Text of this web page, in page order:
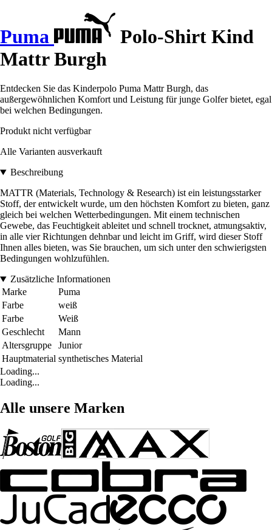
Puma
Polo-Shirt Kind
Mattr Burgh
Entdecken Sie das Kinderpolo Puma Mattr Burgh, das
außergewöhnlichen Komfort und Leistung für junge Golfer bietet, egal
bei welchen Bedingungen.
Produkt nicht verfügbar
Alle Varianten ausverkauft
Beschreibung
MATTR (Materials, Technology & Research) ist ein leistungsstarker
Stoff, der entwickelt wurde, um den höchsten Komfort zu bieten, ganz
gleich bei welchen Wetterbedingungen. Mit einem technischen
Gewebe, das Feuchtigkeit ableitet und schnell trocknet, atmungsaktiv,
in alle vier Richtungen dehnbar und leicht im Griff, wird dieser Stoff
Ihnen alles bieten, was Sie brauchen, um sich unter den schwierigsten
Bedingungen wohlzufühlen.
Zusätzliche Informationen
Marke
Puma
Farbe
weiß
Farbe
Weiß
Geschlecht
Mann
Altersgruppe
Junior
Hauptmaterial synthetisches Material
Loading...
Loading...
Alle unsere Marken